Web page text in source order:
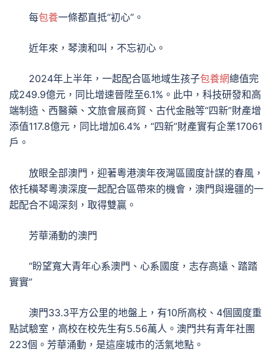
每包養一條都直抵“初心”。
近年來，琴澳和叫，不忘初心。
2024年上半年，一起配合區地域生孩子包養網總值完
成249.9億元，同比增速晉陞至6.1%。此中，科技研發和高
端制造、西醫藥、文旅會展商貿、古代金融等“四新”財產增
添值117.8億元，同比增加6.4%，“四新”財產實有企業17061
戶。
放眼全部澳門，迎著粵港澳年夜灣區國度計謀的春風，
依托橫琴粵澳深度一起配合區帶來的機會，澳門與邊疆的一
起配合不竭深刻，取得雙贏。
芳華涌動的澳門
“盼望寬大青年心系澳門、心系國度，志存高遠、踏踏
實實”
澳門33.3平方公里的地盤上，有10所高校、4個國度重
點試驗室，高校在校先生有5.56萬人。澳門共有青年社團
223個。芳華涌動，是這座城市的活氣地點。